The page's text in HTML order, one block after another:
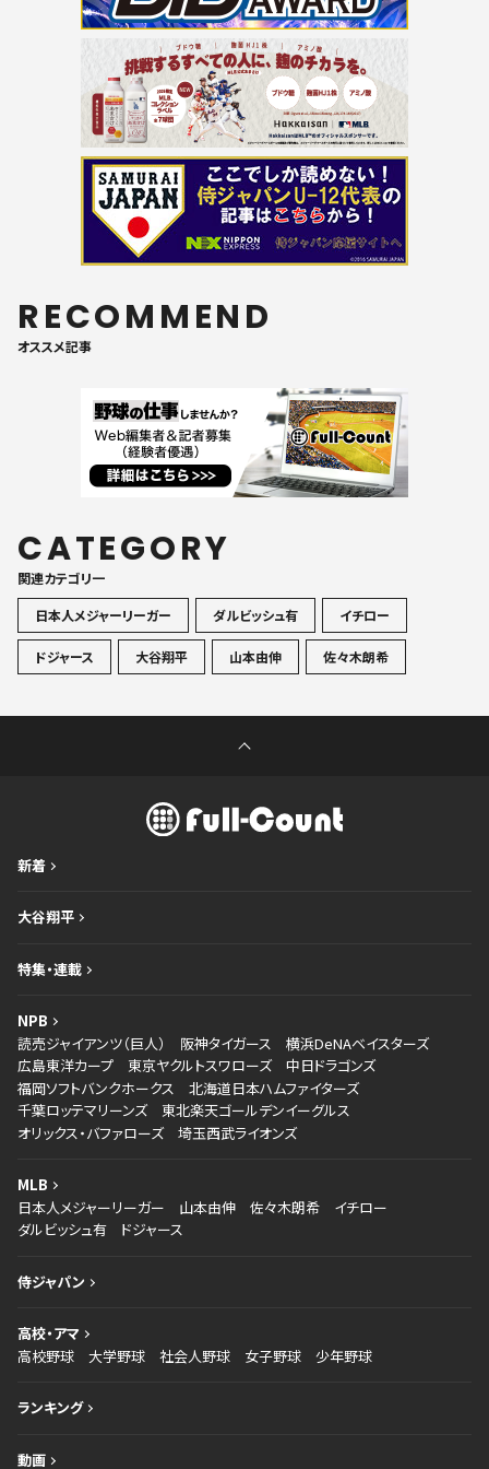
RECOMMEND
オススメ記事
CATEGORY
関連カテゴリ一
日本人メジャーリーガー
ダルビッシュ有 イチロー
ドジャース 大谷翔平 山本由伸 佐々木朗希
新着
大谷翔平
特集・連載
NPB
読売ジャイアンツ（巨人）
阪神タイガース
横浜DeNAベイスターズ
広島東洋カープ
東京ヤクルトスワローズ
中日ドラゴンズ
福岡ソフトバンクホークス
北海道日本ハムファイターズ
千葉ロッテマリーンズ
東北楽天ゴールデンイーグルス
オリックス・バファローズ
埼玉西武ライオンズ
MLB
日本人メジャーリーガー
山本由伸 佐々木朗希
イチロー
ダルビッシュ有
ドジャース
侍ジャパン
高校・アマ
高校野球
大学野球 社会人野球 女子野球 少年野球
ランキング
動画